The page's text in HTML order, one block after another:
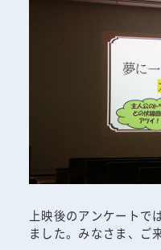
上映後のアンケートで
ました。みなさま、ご